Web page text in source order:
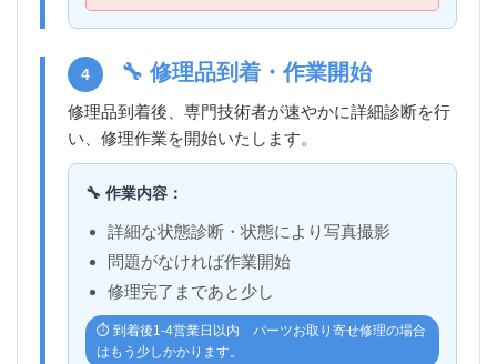
4 🔧 修理品到着・作業開始
修理品到着後、専門技術者が速やかに詳細診断を行
い、修理作業を開始いたします。
🔧 作業内容：
詳細な状態診断・状態により写真撮影
問題がなければ作業開始
修理完了まであと少し
⏱️ 到着後1-4営業日以内 パーツお取り寄せ修理の場合
はもう少しかかります。